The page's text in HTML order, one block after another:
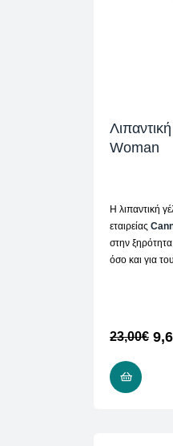
Woman
Η λιπαντική
εταιρείας
στην
όσο και για
23,00€